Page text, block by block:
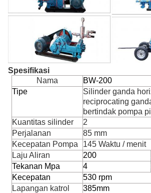
Spesifikasi
Nama
BW-200
Tipe
Silinder ganda
reciprocating
bertindak pompa
Kuantitas silinder
2
Perjalanan
85 mm
Kecepatan Pompa
145 Waktu / menit
Laju Aliran
200
Tekanan Mpa
4
Kecepatan
530 rpm
Lapangan katrol
385mm